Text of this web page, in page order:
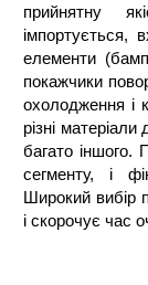
прийнятну
імпортується,
елементи
покажчики
охолодження і
різні
багато іншого.
сегменту, і
Широкий вибір
і скорочує час